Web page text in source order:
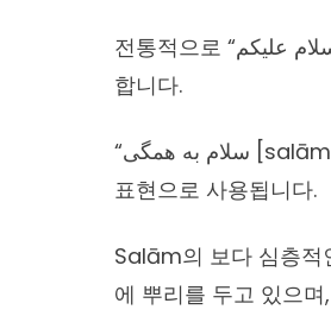
전통적으로 “سلام عليكم [salāmu ʿalaykum]”은 ‘평화가 여러분에게 임하시기를’ 의미
합니다.
“سلام به همگی [salām be hamegi]” 는 ‘여러분 안녕하세요’로 번역되며, 장난스러운
표현으로 사용됩니다.
Salām의 보다 심층적
에 뿌리를 두고 있으